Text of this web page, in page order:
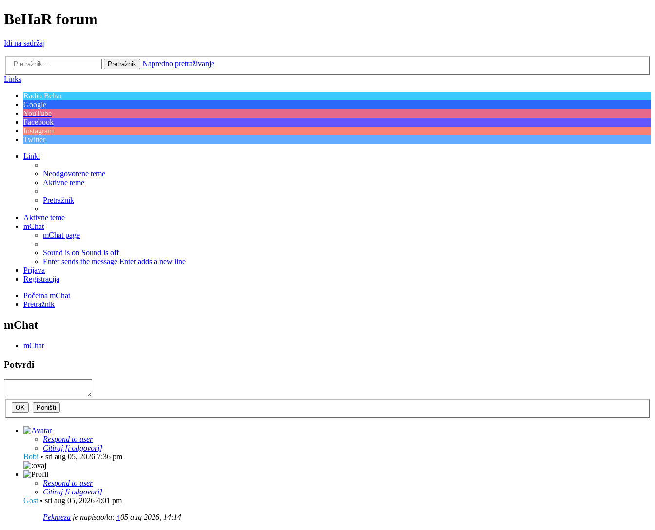
BeHaR forum
Idi na sadržaj
Pretražnik
Napredno pretraživanje
Links
Radio Behar
Google
YouTube
Facebook
Instagram
Twitter
Linki
Neodgovorene teme
Aktivne teme
Pretražnik
Aktivne teme
mChat
mChat page
Sound is on Sound is off
Enter sends the message Enter adds a new line
Prijava
Registracija
Početna mChat
Pretražnik
mChat
mChat
Potvrdi
Respond to user
Citiraj [i odgovori]
Bobi • sri aug 05, 2026 7:36 pm
Respond to user
Citiraj [i odgovori]
Gost • sri aug 05, 2026 4:01 pm
Pekmeza je napisao/la: ↑05 aug 2026, 14:14